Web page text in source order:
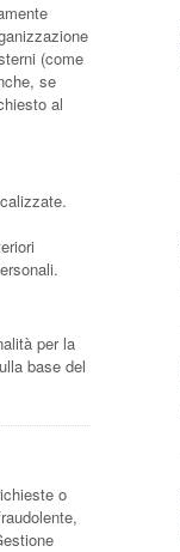
(come
se
al
per la
base del
o